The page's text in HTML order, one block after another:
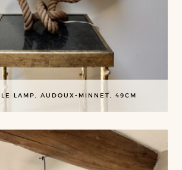
LAMP, AUDOUX-MINNET, 49CM